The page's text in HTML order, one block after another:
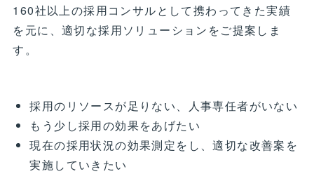
160社以上の採用コンサルとして携わってきた実績
を元に、適切な採用ソリューションをご提案しま
す。
採用のリソースが足りない、人事専任者がいない
もう少し採用の効果をあげたい
現在の採用状況の効果測定をし、適切な改善案を
実施していきたい